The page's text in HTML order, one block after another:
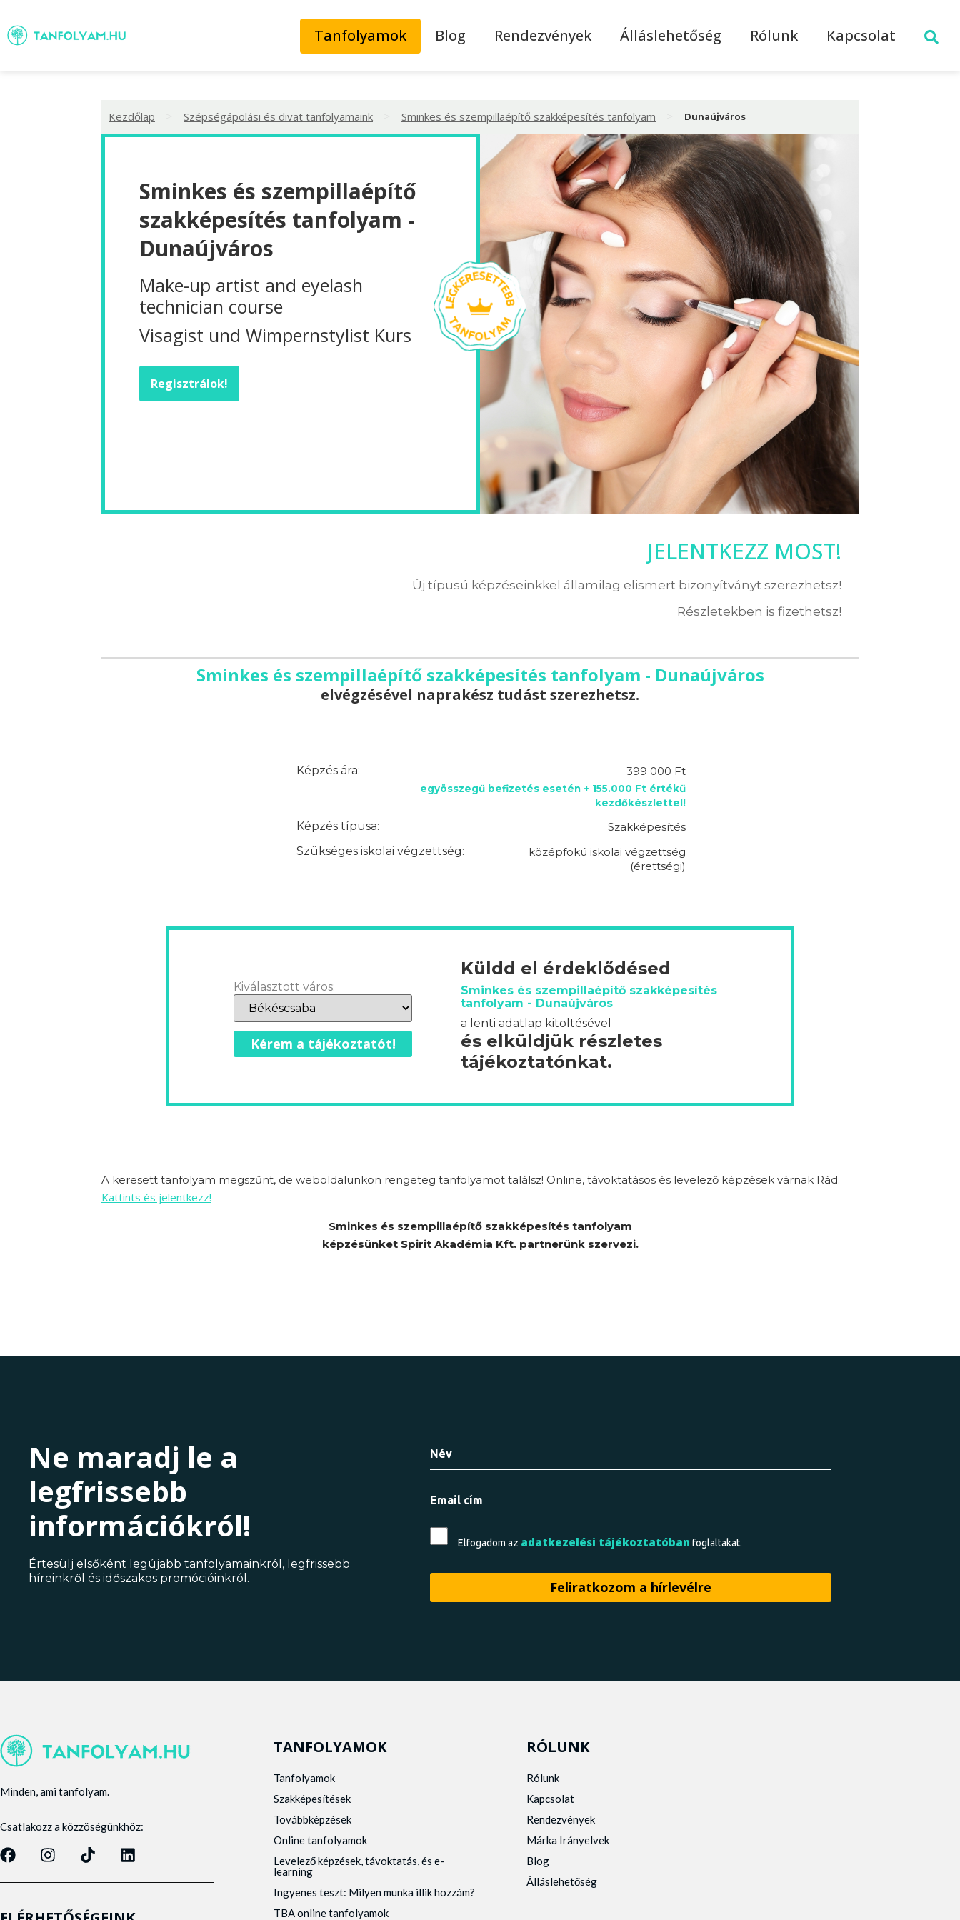
Tanfolyamok Blog Rendezvények Álláslehetőség Rólunk Kapcsolat
Kezdőlap Szépségápolási és divat tanfolyamaink Sminkes és szempillaépítő szakképesítés tanfolyam Dunaújváros
Sminkes és szempillaépítő
szakképesítés tanfolyam -
Dunaújváros
Make-up artist and eyelash
technician course
Visagist und Wimpernstylist Kurs
Regisztrálok!
JELENTKEZZ MOST!
Új típusú képzéseinkkel államilag elismert bizonyítványt szerezhetsz!
Részletekben is fizethetsz!
Sminkes és szempillaépítő szakképesítés tanfolyam - Dunaújváros
elvégzésével naprakész tudást szerezhetsz.
Képzés ára: 399 000 Ft
egyösszegű befizetés esetén + 155.000 Ft értékű
kezdőkészlettel!
Képzés típusa:
Szakképesítés
Szükséges iskolai végzettség:
középfokú iskolai végzettség
(érettségi)
Kiválasztott város:
Kérem a tájékoztatót!
Küldd el érdeklődésed
Sminkes és szempillaépítő szakképesítés
tanfolyam - Dunaújváros
a lenti adatlap kitöltésével
és elküldjük részletes
tájékoztatónkat.
A keresett tanfolyam megszűnt, de weboldalunkon rengeteg tanfolyamot találsz! Online, távoktatásos és levelező képzések várnak Rád.
Kattints és jelentkezz!
Sminkes és szempillaépítő szakképesítés tanfolyam
képzésünket Spirit Akadémia Kft. partnerünk szervezi.
Ne maradj le a
legfrissebb
információkról!
Értesülj elsőként legújabb tanfolyamainkról, legfrissebb
híreinkről és időszakos promócióinkról.
Elfogadom az adatkezelési tájékoztatóban foglaltakat.
Minden, ami tanfolyam.
Csatlakozz a közzöségünkhöz:
TANFOLYAMOK
Tanfolyamok
Szakképesítések
Továbbképzések
Online tanfolyamok
Levelező képzések, távoktatás, és e-
learning
Ingyenes teszt: Milyen munka illik hozzám?
TBA online tanfolyamok
RÓLUNK
Rólunk
Kapcsolat
Rendezvények
Márka Irányelvek
Blog
Álláslehetőség